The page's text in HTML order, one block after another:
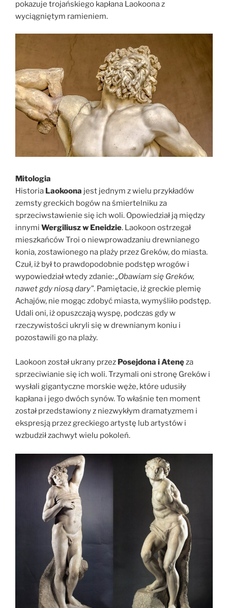
pokazuje trojańskiego kapłana Laokoona z
wyciągniętym ramieniem.
Mitologia
Historia Laokoona jest jednym z wielu przykładów
zemsty greckich bogów na śmiertelniku za
sprzeciwstawienie się ich woli. Opowiedział ją między
innymi Wergiliusz w Eneidzie. Laokoon ostrzegał
mieszkańców Troi o niewprowadzaniu drewnianego
konia, zostawionego na plaży przez Greków, do miasta.
Czuł, iż był to prawdopodobnie podstęp wrogów i
wypowiedział wtedy zdanie:„Obawiam się Greków,
nawet gdy niosą dary”. Pamiętacie, iż greckie plemię
Achajów, nie mogąc zdobyć miasta, wymyśliło podstęp.
Udali oni, iż opuszczają wyspę, podczas gdy w
rzeczywistości ukryli się w drewnianym koniu i
pozostawili go na plaży.
Laokoon został ukrany przez Posejdona i Atenęza
sprzeciwianie się ich woli. Trzymali oni stronę Greków i
wysłali gigantyczne morskie węże, które udusiły
kapłana i jego dwóch synów. To właśnie ten moment
został przedstawiony z niezwykłym dramatyzmem i
ekspresją przez greckiego artystę lub artystów i
wzbudził zachwyt wielu pokoleń.